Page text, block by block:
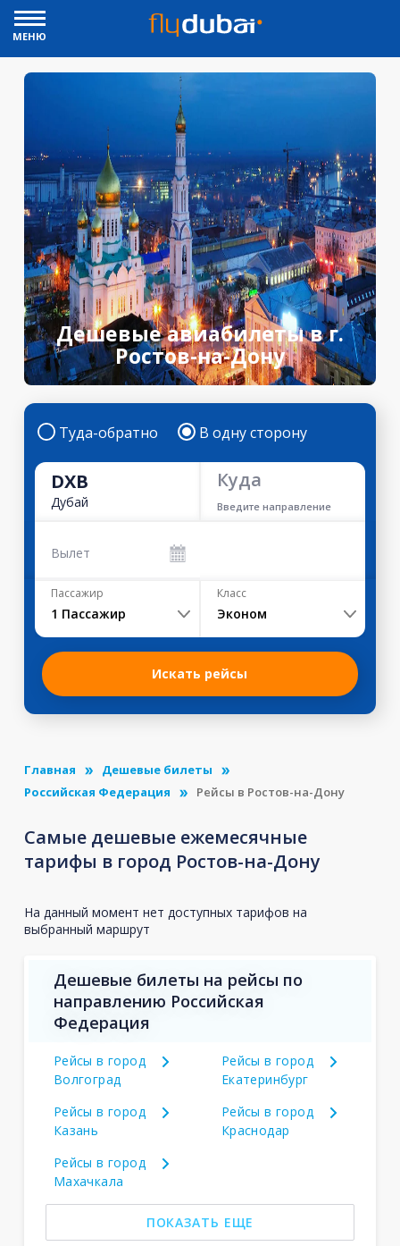
МЕНЮ
Дешевые авиабилеты в г.
Ростов-на-Дону
Туда-обратно В одну сторону
DXB
Дубай
Куда
Введите направление
Вылет
Пассажир
1 Пассажир
Класс
Эконом
Искать рейсы
Главная
Дешевые билеты
Российская Федерация
Рейсы в Ростов-на-Дону
Самые дешевые ежемесячные
тарифы в город Ростов-на-Дону
На данный момент нет доступных тарифов на
выбранный маршрут
Дешевые билеты на рейсы по
направлению Российская
Федерация
Рейсы в город
Волгоград
Рейсы в город
Екатеринбург
Рейсы в город
Казань
Рейсы в город
Краснодар
Рейсы в город
Махачкала
ПОКАЗАТЬ ЕЩЕ